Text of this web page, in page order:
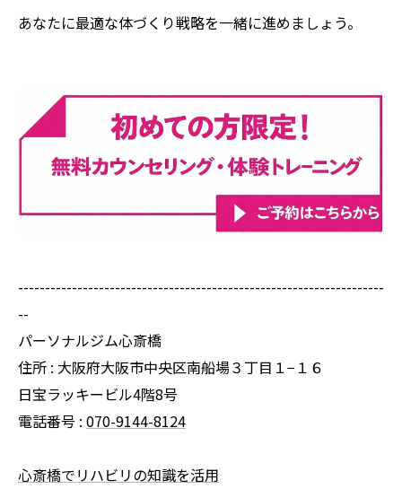
あなたに最適な体づくり戦略を一緒に進めましょう。
--------------------------------------------------------------------
--
パーソナルジム心斎橋
住所 : 大阪府大阪市中央区南船場３丁目１−１６
日宝ラッキービル4階8号
電話番号 : 070-9144-8124
心斎橋でリハビリの知識を活用